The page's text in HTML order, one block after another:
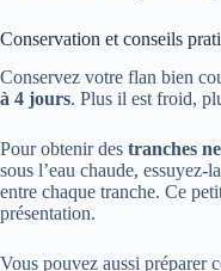
Conservation et conseils
Conservez votre flan bien
à 4 jours. Plus il est froid,
Pour obtenir des tranches
sous l’eau chaude,
entre chaque tranche. Ce
présentation.
Vous pouvez aussi préparer